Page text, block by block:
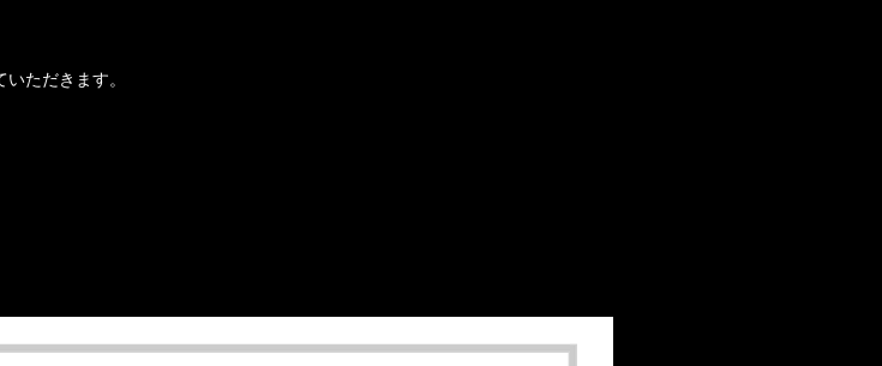
ただきます。